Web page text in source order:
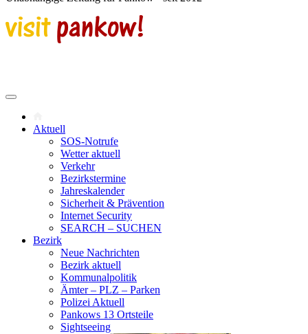
Aktuell
SOS-Notrufe
Wetter aktuell
Verkehr
Bezirkstermine
Jahreskalender
Sicherheit & Prävention
Internet Security
SEARCH – SUCHEN
Bezirk
Neue Nachrichten
Bezirk aktuell
Kommunalpolitik
Ämter – PLZ – Parken
Polizei Aktuell
Pankows 13 Ortsteile
Sightseeing